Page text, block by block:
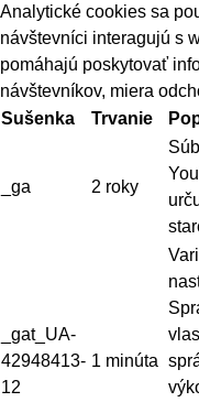
Analytické cookies sa
návštevníci interagujú s
pomáhajú poskytovať
návštevníkov, miera
Sušenka
Trvanie
_ga 2 roky
_gat_UA-
42948413-
12
1 minúta